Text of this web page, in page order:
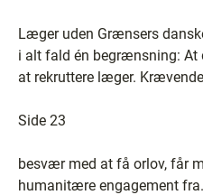
Læger uden Grænsers
i alt fald én begrænsning: At
at rekruttere læger.
Side 23
besvær med at få orlov, får
humanitære engagement fra.